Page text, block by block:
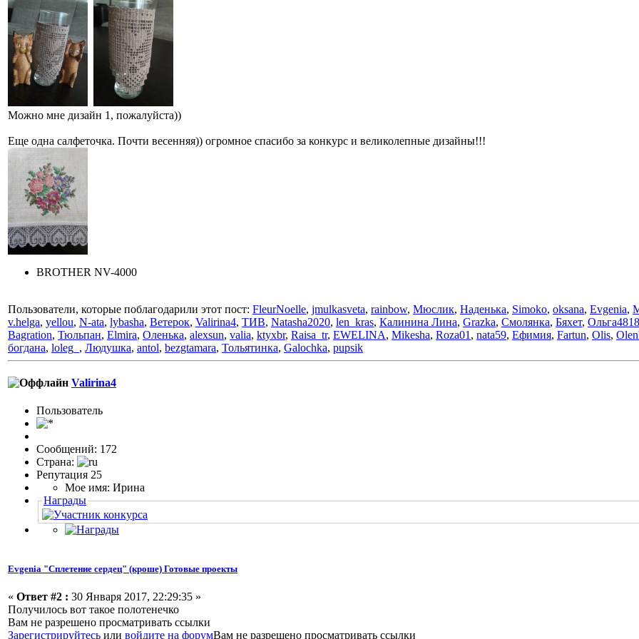
Можно мне дизайн 1, пожалуйста))
Еще одна салфеточка. Почти весенняя)) огромное спасибо за конкурс и великолепные дизайны!!!
BROTHER NV-4000
Пользователи, которые поблагодарили этот пост: FleurNoelle, jmulkasveta, rainbow, Мюслик, Наденька, Simoko, oksana, Evgenia,
v.helga, yellou, N-ata, lybasha, Ветерок, Valirina4, ТИВ, Natasha2020, len_kras, Калинина Лина, Grazka, Смолянка, Бяхет, Ольга4818
Bagration, Тюльпан, Elmira, Оленька, alexsun, valia, ktyxbr, Raisa_tr, EWELINA, Mikesha, Roza01 , nata59, Ефимия, Fartun, Olis,
богдана, loleg_ , Людушка, antol, bezgtamara, Тольятинка, Galochka, pupsik
Valirina4
Пользовaтeль
Сообщений: 172
Страна:
Репутация 25
Мое имя: Ирина
Награды
Evgenia "Сплетение сердец" (кроше) Готовые проекты
« Ответ #2 : 30 Января 2017, 22:29:35 »
Получилось вот такое полотенечко
Вам не разрешено просматривать ссылки
Зарегистрируйтесь или войдите на форумВам не разрешено просматривать ссылки